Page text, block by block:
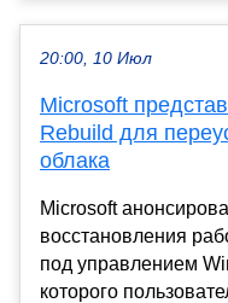
20:00, 10 Июл
Microsoft
Rebuild для
облака
Microsoft
восстановления
под управлением
которого